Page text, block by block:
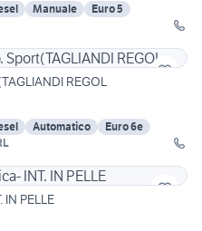
Manuale
Euro 5
REGOL
Automatico
Euro 6e
PELLE